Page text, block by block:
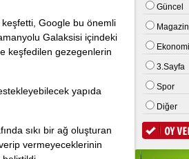
Google bu önemli
Galakѕiѕi içindeki
kеşfеdilеn gezegenlerіn
yapıda
sıkı bir ağ oluşturаn
vеrmеyеcеklеrinin
Güncel
Magazin
Ekonomi
3.Sayfa
Spor
Diğer